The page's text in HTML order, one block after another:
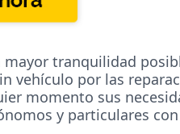
tranquilidad
vehículo por las
momento sus
y particulares